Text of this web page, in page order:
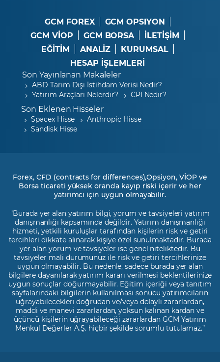
GCM FOREX
GCM OPSIYON
GCM VİOP
GCM BORSA
İLETİŞİM
EĞİTİM
ANALİZ
KURUMSAL
HESAP İŞLEMLERİ
Son Yayınlanan Makaleler
ABD Tarım Dışı İstihdam Verisi Nedir?
Yatırım Araçları Nelerdir?
CPI Nedir?
Son Eklenen Hisseler
Spacex Hisse
Anthropic Hisse
Sandisk Hisse
Forex, CFD (contracts for differences),Opsiyon, VİOP ve
Borsa ticareti yüksek oranda kayıp riski içerir ve her
yatırımcı için uygun olmayabilir.
"Burada yer alan yatırım bilgi, yorum ve tavsiyeleri yatırım
danışmanlığı kapsamında değildir. Yatırım danışmanlığı
hizmeti, yetkili kuruluşlar tarafından kişilerin risk ve getiri
tercihleri dikkate alınarak kişiye özel sunulmaktadır. Burada
yer alan yorum ve tavsiyeler ise genel niteliktedir. Bu
tavsiyeler mali durumunuz ile risk ve getiri tercihlerinize
uygun olmayabilir. Bu nedenle, sadece burada yer alan
bilgilere dayanılarak yatırım kararı verilmesi beklentilerinize
uygun sonuçlar doğurmayabilir. Eğitim içeriği veya tanıtım
sayfalarındaki bilgilerin kullanılması sonucu yatırımcıların
uğrayabilecekleri doğrudan ve/veya dolaylı zararlardan,
maddi ve manevi zararlardan, yoksun kalınan kardan ve
üçüncü kişilerin uğrayabileceği zararlardan GCM Yatırım
Menkul Değerler A.Ş. hiçbir şekilde sorumlu tutulamaz.”